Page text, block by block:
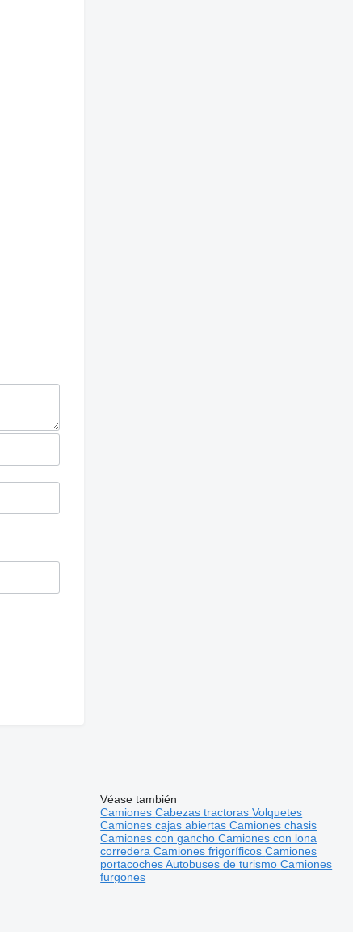
Véase también
CamionesCabezas tractorasVolquetes
Camiones cajas abiertasCamiones chasis
Camiones con ganchoCamiones con lona
correderaCamiones frigoríficosCamiones
portacochesAutobuses de turismoCamiones
furgones